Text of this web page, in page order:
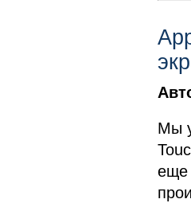
Мы
еще